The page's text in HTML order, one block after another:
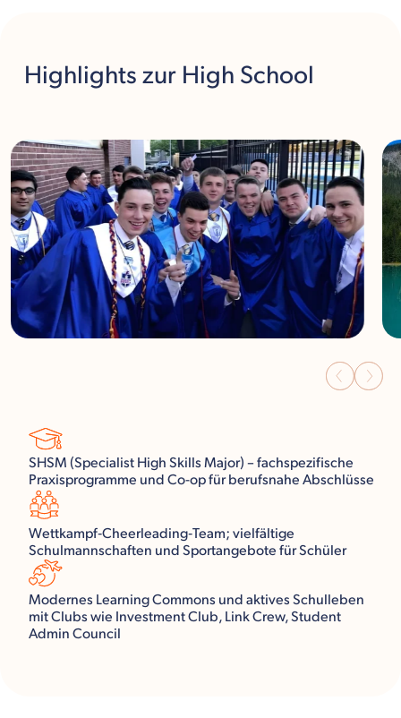
Highlights zur High School
SHSM (Specialist High Skills Major) – fachspezifische
Praxisprogramme und Co-op für berufsnahe Abschlüsse
Wettkampf‑Cheerleading‑Team; vielfältige
Schulmannschaften und Sportangebote für Schüler
Modernes Learning Commons und aktives Schulleben
mit Clubs wie Investment Club, Link Crew, Student
Admin Council